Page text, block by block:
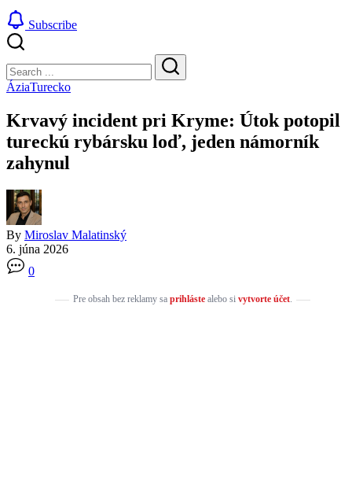
Subscribe
Search
Search
ÁziaTurecko
Krvavý incident pri Kryme: Útok potopil
tureckú rybársku loď, jeden námorník
zahynul
By Miroslav Malatinský
6. júna 2026
0
Pre obsah bez reklamy sa prihlástealebo si vytvorte účet.